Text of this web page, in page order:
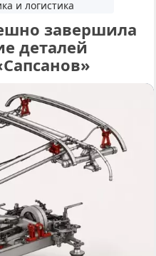
и логистика
завершила
деталей